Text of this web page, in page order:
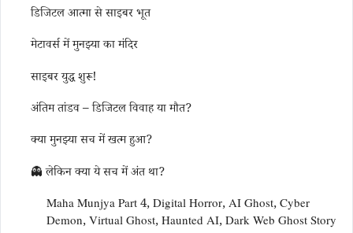
डिजिटल आत्मा से साइबर भूत
मेटावर्स में मुनझ्या का मंदिर
साइबर युद्ध शुरू!
अंतिम तांडव – डिजिटल विवाह या मौत?
क्या मुनझ्या सच में खत्म हुआ?
👻 लेकिन क्या ये सच में अंत था?
Maha Munjya Part 4, Digital Horror, AI Ghost, Cyber
Demon, Virtual Ghost, Haunted AI, Dark Web Ghost Story